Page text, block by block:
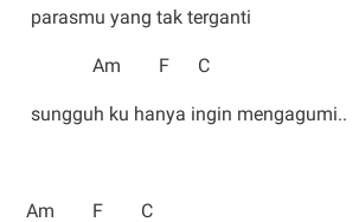
parasmu yang tak terganti
Am F C
sungguh ku hanya ingin mengagumi..
Am F C